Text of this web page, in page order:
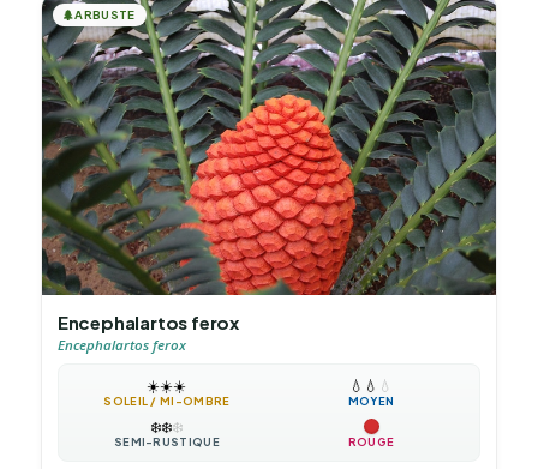
🌲ARBUSTE
Encephalartos ferox
Encephalartos ferox
☀️☀️☀️
SOLEIL / MI-OMBRE
💧 💧 💧
MOYEN
❄️❄️❄️
SEMI-RUSTIQUE ROUGE